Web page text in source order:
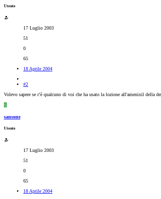
Utente
17 Luglio 2003
51
0
65
18 Aprile 2004
#2
Volevo sapere se c'è qualcuno di voi che ha usato la lozione all'amenixil della
S
sansone
Utente
17 Luglio 2003
51
0
65
18 Aprile 2004